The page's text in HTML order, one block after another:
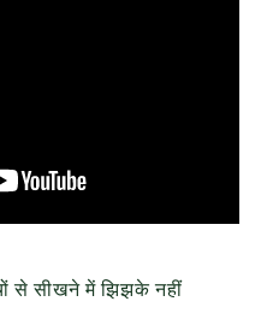
से सीखने में झिझके नहीं